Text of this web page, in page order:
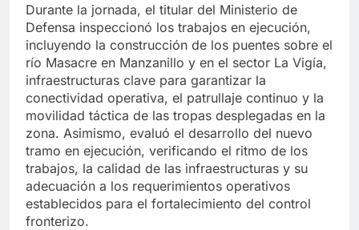
Durante la jornada, el titular del Ministerio de
Defensa inspeccionó los trabajos en ejecución,
incluyendo la construcción de los puentes sobre el
río Masacre en Manzanillo y en el sector La Vigía,
infraestructuras clave para garantizar la
conectividad operativa, el patrullaje continuo y la
movilidad táctica de las tropas desplegadas en la
zona. Asimismo, evaluó el desarrollo del nuevo
tramo en ejecución, verificando el ritmo de los
trabajos, la calidad de las infraestructuras y su
adecuación a los requerimientos operativos
establecidos para el fortalecimiento del control
fronterizo.